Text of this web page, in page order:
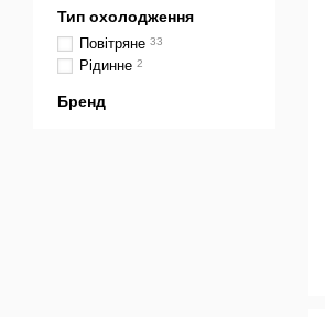
Тип охолодження
Повітряне 33
Рідинне 2
Бренд